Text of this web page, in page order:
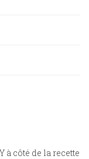
à côté de la recette